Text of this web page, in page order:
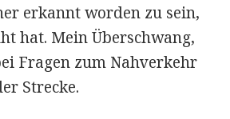
erkannt worden zu sein,
hat. Mein Überschwang,
Fragen zum Nahverkehr
Strecke.